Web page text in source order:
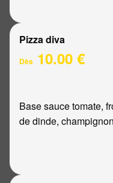
Pizza diva
Dès 10.00 €
Base sauce tomate,
de dinde,